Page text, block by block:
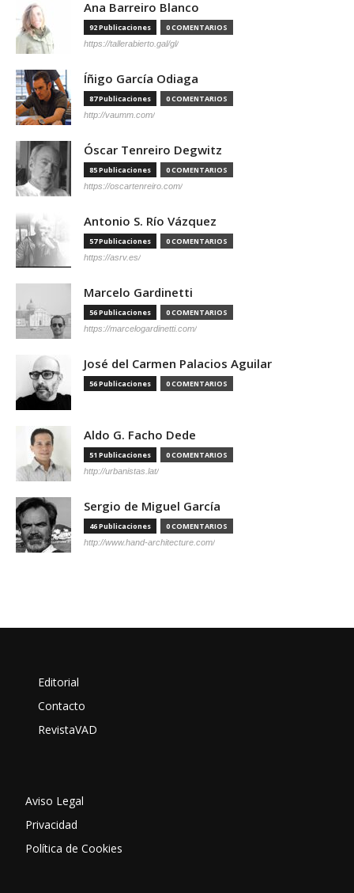
Ana Barreiro Blanco
92 Publicaciones 0 COMENTARIOS
https://tallerabierto.gal/gl/
Íñigo García Odiaga
87 Publicaciones 0 COMENTARIOS
http://vaumm.com/
Óscar Tenreiro Degwitz
85 Publicaciones 0 COMENTARIOS
https://oscartenreiro.com/
Antonio S. Río Vázquez
57 Publicaciones 0 COMENTARIOS
https://asrv.es/
Marcelo Gardinetti
56 Publicaciones 0 COMENTARIOS
https://marcelogardinetti.com/
José del Carmen Palacios Aguilar
56 Publicaciones 0 COMENTARIOS
Aldo G. Facho Dede
51 Publicaciones 0 COMENTARIOS
http://urbanistas.lat/
Sergio de Miguel García
46 Publicaciones 0 COMENTARIOS
http://www.hand-architecture.com/
Editorial
Contacto
RevistaVAD
Aviso Legal
Privacidad
Política de Cookies